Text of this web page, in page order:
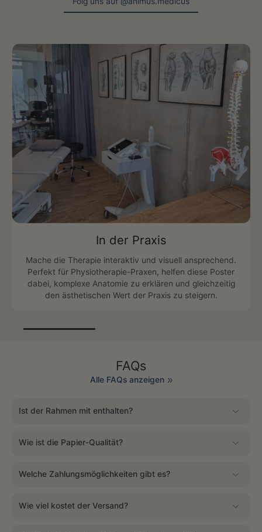
Folg uns auf @animus.medicus
In der Praxis
Mache die Therapie interaktiv und visuell ansprechend.
Perfekt für Physiotherapie-Praxen, helfen diese Poster
dabei, komplexe Anatomie zu erklären und gleichzeitig
den ästhetischen Wert der Praxis zu steigern.
FAQs
Alle FAQs anzeigen
Ist der Rahmen mit enthalten?
Wie ist die Papier-Qualität?
Welche Zahlungsmöglichkeiten gibt es?
Wie viel kostet der Versand?